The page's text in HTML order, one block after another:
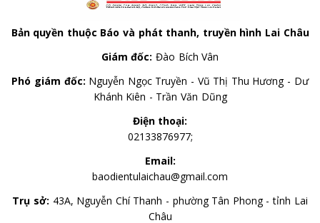
Bản quyền thuộc Báo và phát thanh, truyền hình Lai Châu
Giám đốc: Đào Bích Vân
Phó giám đốc: Nguyễn Ngọc Truyền - Vũ Thị Thu Hương - Dư
Khánh Kiên - Trần Văn Dũng
Điện thoại:
02133876977;
Email:
baodientulaichau@gmail.com
Trụ sở: 43A, Nguyễn Chí Thanh - phường Tân Phong - tỉnh Lai
Châu